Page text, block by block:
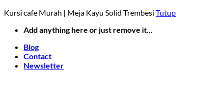
Kursi cafe Murah | Meja Kayu Solid Trembesi Tutup
Skip
content
Add anything here or just remove it...
Blog
Contact
Newsletter